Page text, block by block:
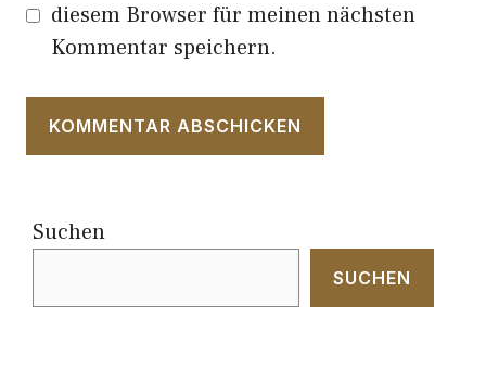
diesem Browser für meinen nächsten
Kommentar speichern.
Suchen
SUCHEN